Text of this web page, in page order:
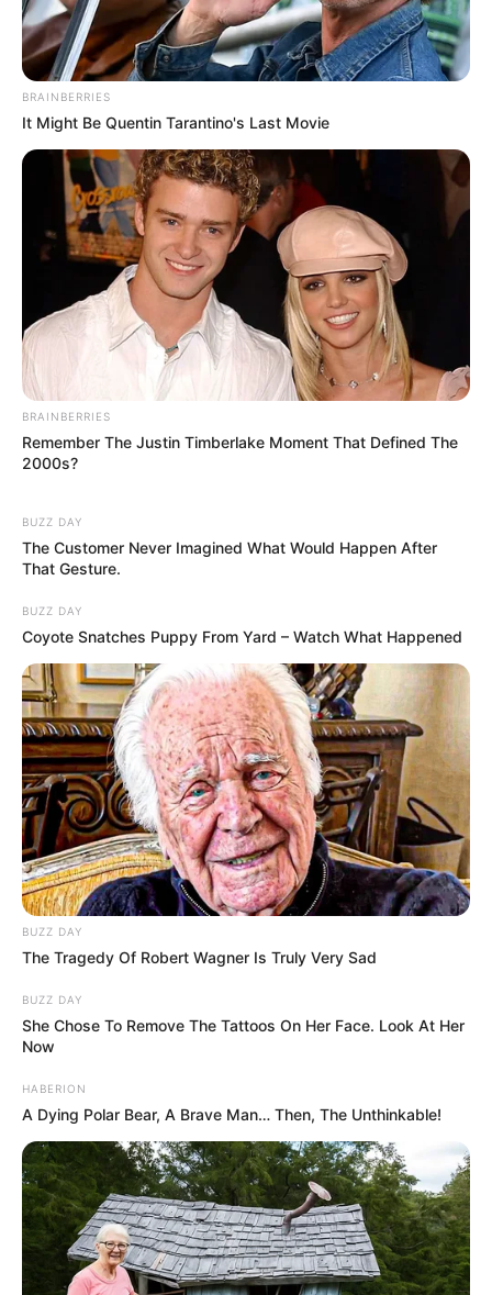
BRAINBERRIES
It Might Be Quentin Tarantino's Last Movie
BRAINBERRIES
Remember The Justin Timberlake Moment That Defined The
2000s?
BUZZ DAY
The Customer Never Imagined What Would Happen After
That Gesture.
BUZZ DAY
Coyote Snatches Puppy From Yard – Watch What Happened
BUZZ DAY
The Tragedy Of Robert Wagner Is Truly Very Sad
BUZZ DAY
She Chose To Remove The Tattoos On Her Face. Look At Her
Now
HABERION
A Dying Polar Bear, A Brave Man… Then, The Unthinkable!